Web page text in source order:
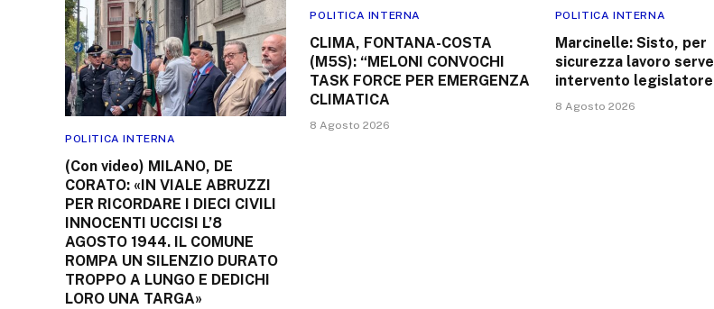
POLITICA INTERNA
(Con video) MILANO, DE
CORATO: «IN VIALE ABRUZZI
PER RICORDARE I DIECI CIVILI
INNOCENTI UCCISI L’8
AGOSTO 1944. IL COMUNE
ROMPA UN SILENZIO DURATO
TROPPO A LUNGO E DEDICHI
LORO UNA TARGA»
POLITICA INTERNA
CLIMA, FONTANA-COSTA
(M5S): “MELONI CONVOCHI
TASK FORCE PER EMERGENZA
CLIMATICA
8 Agosto 2026
POLITICA INTERNA
Marcinelle: Sisto, per
sicurezza lavoro serve
intervento legislatore
8 Agosto 2026